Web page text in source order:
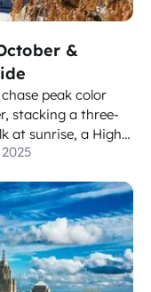
&
peak color
stacking a three-
at sunrise, a High
One World